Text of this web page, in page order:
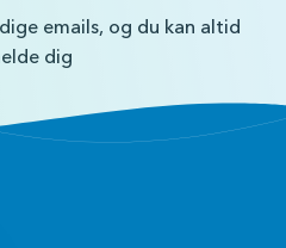
emails, og du kan altid
dig